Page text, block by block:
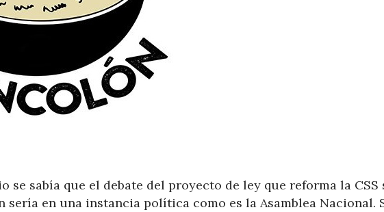
se sabía que el debate del proyecto de ley que reforma la CSS
en una instancia política como es la Asamblea Nacional.